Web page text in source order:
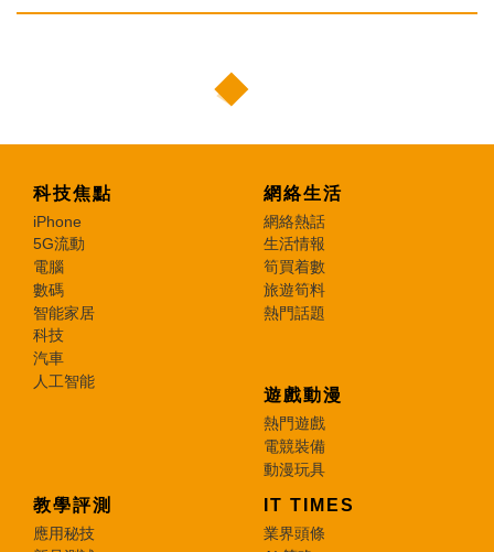
科技焦點
iPhone
5G流動
電腦
數碼
智能家居
科技
汽車
人工智能
網絡生活
網絡熱話
生活情報
筍買着數
旅遊筍料
熱門話題
遊戲動漫
熱門遊戲
電競裝備
動漫玩具
教學評測
應用秘技
IT TIMES
業界頭條